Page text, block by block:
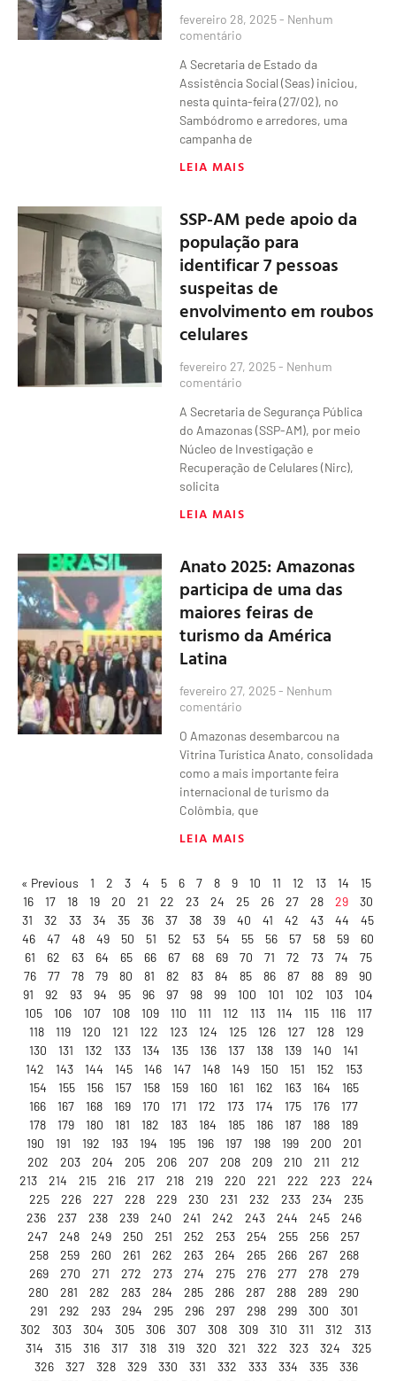
fevereiro 28, 2025 Nenhum
comentário
A Secretaria de Estado da
Assistência Social (Seas) iniciou,
nesta quinta-feira (27/02), no
Sambódromo e arredores, uma
campanha de
LEIA MAIS
SSP-AM pede apoio da
população para
identificar 7 pessoas
suspeitas de
envolvimento em roubos
celulares
fevereiro 27, 2025 Nenhum
comentário
A Secretaria de Segurança Pública
do Amazonas (SSP-AM), por meio
Núcleo de Investigação e
Recuperação de Celulares (Nirc),
solicita
LEIA MAIS
Anato 2025: Amazonas
participa de uma das
maiores feiras de
turismo da América
Latina
fevereiro 27, 2025 Nenhum
comentário
O Amazonas desembarcou na
Vitrina Turística Anato, consolidada
como a mais importante feira
internacional de turismo da
Colômbia, que
LEIA MAIS
« Previous 1 2 3 4 5 6 7 8 9 10 11 12 13 14
15
16
17 18 19 20 21 22 23 24 25 26 27 28 29
30
31
32 33 34 35 36 37 38 39 40 41 42 43 44
45
46
47 48 49 50 51 52 53 54 55 56 57 58 59
60
61
62 63 64 65 66 67 68 69 70 71 72 73 74
75
76
77 78 79 80 81 82 83 84 85 86 87 88 89
90
91
92 93 94 95 96 97 98 99 100 101 102 103
104
105
106 107 108 109 110 111 112 113 114 115 116
117
118
119 120 121 122 123 124 125 126 127 128
129
130
131 132 133 134 135 136 137 138 139 140
141
142
143 144 145 146 147 148 149 150 151 152
153
154
155 156 157 158 159 160 161 162 163 164
165
166
167 168 169 170 171 172 173 174 175 176
177
178
179 180 181 182 183 184 185 186 187 188
189
190
191 192 193 194 195 196 197 198 199 200
201
202
203 204 205 206 207 208 209 210 211
212
213
214 215 216 217 218 219 220 221 222 223
224
225
226 227 228 229 230 231 232 233 234
235
236
237 238 239 240 241 242 243 244 245
246
247
248 249 250 251 252 253 254 255 256
257
258
259 260 261 262 263 264 265 266 267
268
269
270 271 272 273 274 275 276 277 278
279
280
281 282 283 284 285 286 287 288 289
290
291
292 293 294 295 296 297 298 299 300
301
302
303 304 305 306 307 308 309 310 311 312
313
314
315 316 317 318 319 320 321 322 323 324
325
326
327 328 329 330 331 332 333 334 335
336